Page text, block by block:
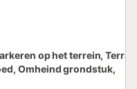
op het terrein,
Omheind grondstuk,